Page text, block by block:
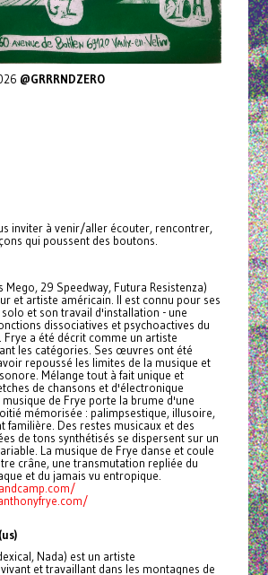
@GRRRNDZERO
inviter à venir/aller écouter, rencontrer,
qui poussent des boutons.
Mego, 29 Speedway, Futura Resistenza)
et artiste américain. Il est connu pour ses
et son travail d'installation - une
dissociatives et psychoactives du
Frye a été décrit comme un artiste
les catégories. Ses œuvres ont été
repoussé les limites de la musique et
Mélange tout à fait unique et
de chansons et d'électronique
de Frye porte la brume d'une
mémorisée : palimpsestique, illusoire,
familière. Des restes musicaux et des
de tons synthétisés se dispersent sur un
La musique de Frye danse et coule
crâne, une transmutation repliée du
et du jamais vu entropique.
Nada) est un artiste
et travaillant dans les montagnes de